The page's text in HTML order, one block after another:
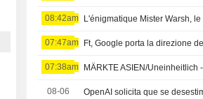
08:42am L'énigmatique Mister Warsh,
07:47am Ft, Google porta la direzione
07:38am MÄRKTE ASIEN/
08-06